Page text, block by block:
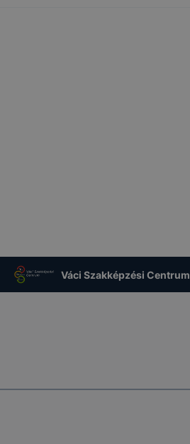
Váci Szakképzési Centrum